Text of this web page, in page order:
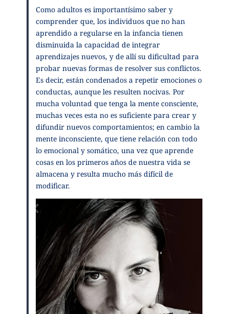
Como adultos es importantísimo saber y
comprender que, los individuos que no han
aprendido a regularse en la infancia tienen
disminuida la capacidad de integrar
aprendizajes nuevos, y de allí su dificultad para
probar nuevas formas de resolver sus conflictos.
Es decir, están condenados a repetir emociones o
conductas, aunque les resulten nocivas. Por
mucha voluntad que tenga la mente consciente,
muchas veces esta no es suficiente para crear y
difundir nuevos comportamientos; en cambio la
mente inconsciente, que tiene relación con todo
lo emocional y somático, una vez que aprende
cosas en los primeros años de nuestra vida se
almacena y resulta mucho más difícil de
modificar.